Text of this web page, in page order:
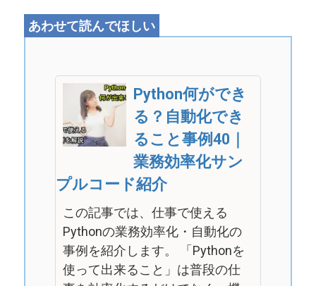
Python何ができ
る？自動化でき
ること事例40｜
業務効率化サン
プルコード紹介
この記事では、仕事で使える
Pythonの業務効率化・自動化の
事例を紹介します。 「Pythonを
使って出来ること」は普段の仕